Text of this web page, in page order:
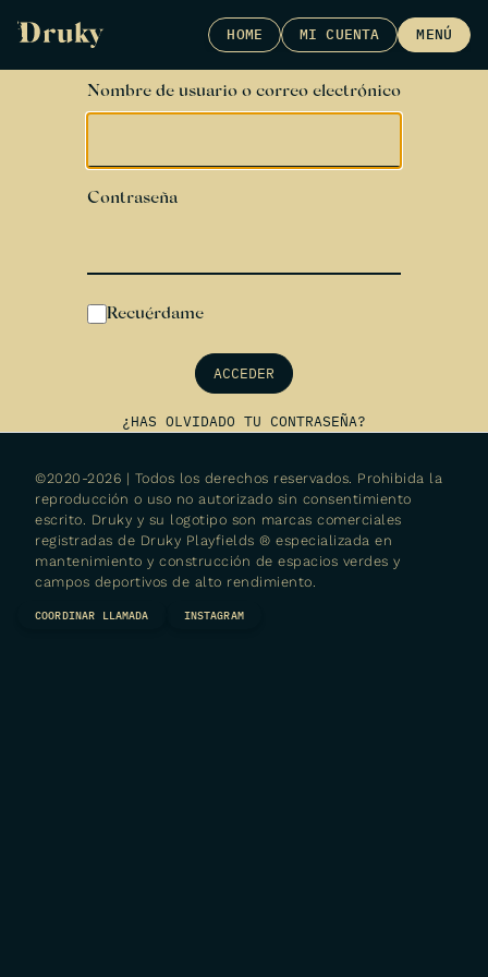
content
HOME MI CUENTA MENÚ
Nombre de usuario o correo electrónico
Contraseña
Recuérdame
ACCEDER
¿HAS OLVIDADO TU CONTRASEÑA?
©2020-2026 | Todos los derechos reservados. Prohibida la
reproducción o uso no autorizado sin consentimiento
escrito. Druky y su logotipo son marcas comerciales
registradas de Druky Playfields ® especializada en
mantenimiento y construcción de espacios verdes y
campos deportivos de alto rendimiento.
COORDINAR LLAMADA INSTAGRAM